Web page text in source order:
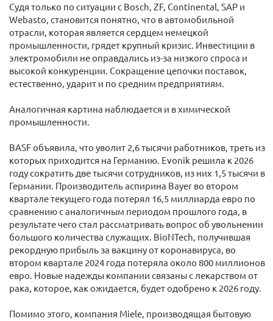
Судя только по ситуации с Bosch, ZF, Continental, SAP и
Webasto, становится понятно, что в автомобильной
отрасли, которая является сердцем немецкой
промышленности, грядет крупный кризис. Инвестиции в
электромобили не оправдались из-за низкого спроса и
высокой конкуренции. Сокращение цепочки поставок,
естественно, ударит и по средним предприятиям.
Аналогичная картина наблюдается и в химической
промышленности.
BASF объявила, что уволит 2,6 тысячи работников, треть из
которых приходится на Германию. Evonik решила к 2026
году сократить две тысячи сотрудников, из них 1,5 тысячи в
Германии. Производитель аспирина Bayer во втором
квартале текущего года потерял 16,5 миллиарда евро по
сравнению с аналогичным периодом прошлого года, в
результате чего стал рассматривать вопрос об увольнении
большого количества служащих. BioNTech, получившая
рекордную прибыль за вакцину от коронавируса, во
втором квартале 2024 года потеряла около 800 миллионов
евро. Новые надежды компании связаны с лекарством от
рака, которое, как ожидается, будет одобрено к 2026 году.
Помимо этого, компания Miele, производящая бытовую